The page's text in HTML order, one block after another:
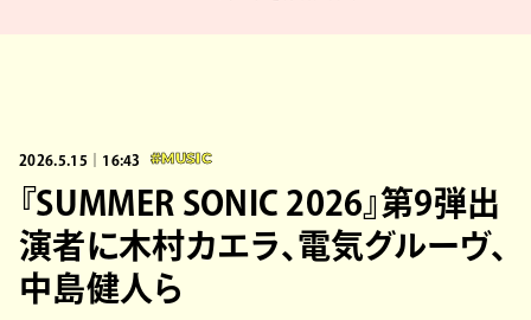
2026.5.15｜16:43 #MUSIC
『SUMMER SONIC 2026』第9弾出
演者に木村カエラ、電気グルーヴ、
中島健人ら